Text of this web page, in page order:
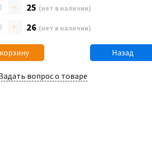
+ 25 (нет в наличии)
+ 26 (нет в наличии)
Назад
вопрос о товаре